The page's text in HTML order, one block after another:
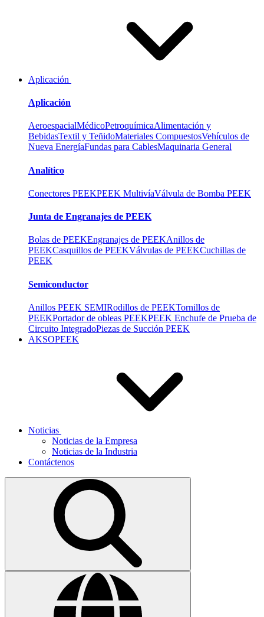
Aplicación
Aplicación
AeroespacialMédicoPetroquímicaAlimentación y
BebidasTextil y TeñidoMateriales CompuestosVehículos de
Nueva EnergíaFundas para CablesMaquinaria General
Analítico
Conectores PEEKPEEK MultivíaVálvula de Bomba PEEK
Junta de Engranajes de PEEK
Bolas de PEEKEngranajes de PEEKAnillos de
PEEKCasquillos de PEEKVálvulas de PEEKCuchillas de
PEEK
Semiconductor
Anillos PEEK SEMIRodillos de PEEKTornillos de
PEEKPortador de obleas PEEKPEEK Enchufe de Prueba de
Circuito IntegradoPiezas de Succión PEEK
AKSOPEEK
Noticias
Noticias de la Empresa
Noticias de la Industria
Contáctenos